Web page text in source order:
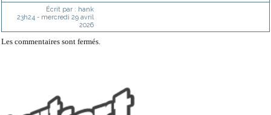
Écrit par : hank
23h24 - mercredi 29 avril
2026
Les commentaires sont fermés.